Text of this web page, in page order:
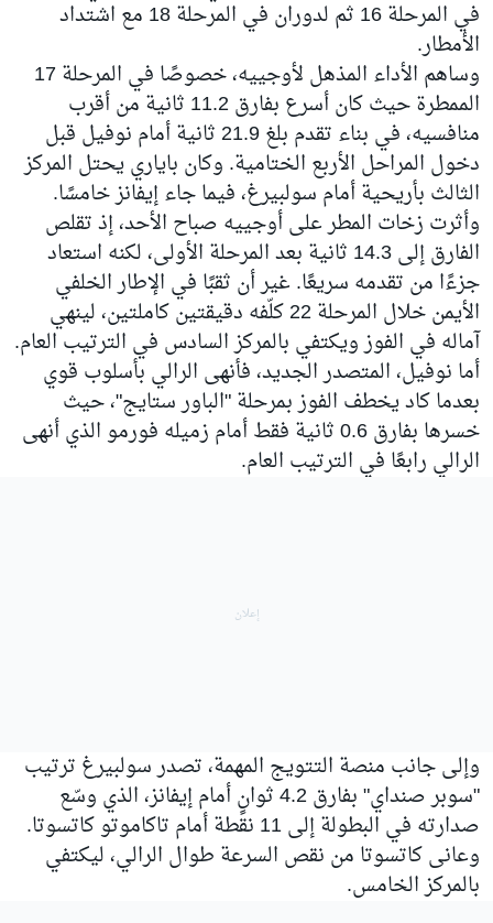
في المرحلة 16 ثم لدوران في المرحلة 18 مع اشتداد
الأمطار.
وساهم الأداء المذهل لأوجييه، خصوصًا في المرحلة 17
الممطرة حيث كان أسرع بفارق 11.2 ثانية من أقرب
منافسيه، في بناء تقدم بلغ 21.9 ثانية أمام نوفيل قبل
دخول المراحل الأربع الختامية. وكان باياري يحتل المركز
الثالث بأريحية أمام سولبيرغ، فيما جاء إيفانز خامسًا.
وأثرت زخات المطر على أوجييه صباح الأحد، إذ تقلص
الفارق إلى 14.3 ثانية بعد المرحلة الأولى، لكنه استعاد
جزءًا من تقدمه سريعًا. غير أن ثقبًا في الإطار الخلفي
الأيمن خلال المرحلة 22 كلّفه دقيقتين كاملتين، لينهي
آماله في الفوز ويكتفي بالمركز السادس في الترتيب العام.
أما نوفيل، المتصدر الجديد، فأنهى الرالي بأسلوب قوي
بعدما كاد يخطف الفوز بمرحلة "الباور ستايج"، حيث
خسرها بفارق 0.6 ثانية فقط أمام زميله فورمو الذي أنهى
الرالي رابعًا في الترتيب العام.
وإلى جانب منصة التتويج المهمة، تصدر سولبيرغ ترتيب
"سوبر صنداي" بفارق 4.2 ثوانٍ أمام إيفانز، الذي وسّع
صدارته في البطولة إلى 11 نقطة أمام تاكاموتو كاتسوتا.
وعانى كاتسوتا من نقص السرعة طوال الرالي، ليكتفي
بالمركز الخامس.